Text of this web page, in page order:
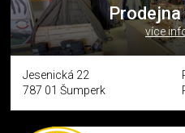
Prodejna
více
Jesenická 22
787 01 Šumperk